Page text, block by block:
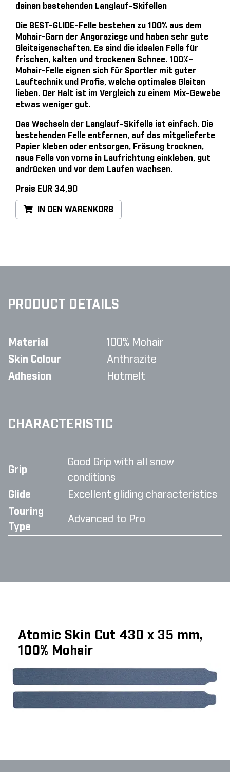
deinen bestehenden Langlauf-Skifellen
Die BEST-GLIDE-Felle bestehen zu 100% aus dem
Mohair-Garn der Angoraziege und haben sehr gute
Gleiteigenschaften. Es sind die idealen Felle für
frischen, kalten und trockenen Schnee. 100%-
Mohair-Felle eignen sich für Sportler mit guter
Lauftechnik und Profis, welche optimales Gleiten
lieben. Der Halt ist im Vergleich zu einem Mix-Gewebe
etwas weniger gut.
Das Wechseln der Langlauf-Skifelle ist einfach. Die
bestehenden Felle entfernen, auf das mitgelieferte
Papier kleben oder entsorgen, Fräsung trocknen,
neue Felle von vorne in Laufrichtung einkleben, gut
andrücken und vor dem Laufen wachsen.
Preis EUR 34,90
IN DEN WARENKORB
PRODUCT DETAILS
Material
100% Mohair
Skin Colour
Anthrazite
Adhesion
Hotmelt
CHARACTERISTIC
Grip
Good Grip with all snow
conditions
Glide
Excellent gliding characteristics
Touring
Type
Advanced to Pro
Atomic Skin Cut 430 x 35 mm,
100% Mohair